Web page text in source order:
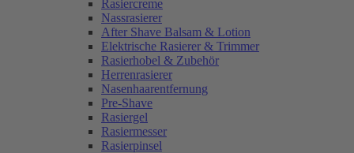
Rasiercreme
Nassrasierer
After Shave Balsam & Lotion
Elektrische Rasierer & Trimmer
Rasierhobel & Zubehör
Herrenrasierer
Nasenhaarentfernung
Pre-Shave
Rasiergel
Rasiermesser
Rasierpinsel